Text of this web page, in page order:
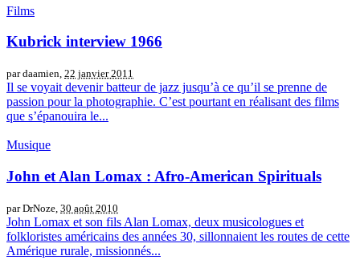
Films
Kubrick interview 1966
par daamien, 22 janvier 2011
Il se voyait devenir batteur de jazz jusqu’à ce qu’il se prenne de
passion pour la photographie. C’est pourtant en réalisant des films
que s’épanouira le...
Musique
John et Alan Lomax : Afro-American Spirituals
par DrNoze, 30 août 2010
John Lomax et son fils Alan Lomax, deux musicologues et
folkloristes américains des années 30, sillonnaient les routes de cette
Amérique rurale, missionnés...